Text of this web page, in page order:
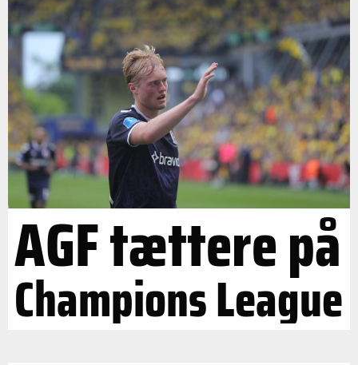
AGF tættere på
Champions League